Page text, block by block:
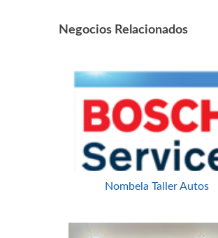
Negocios Relacionados
Nombela Taller Autos